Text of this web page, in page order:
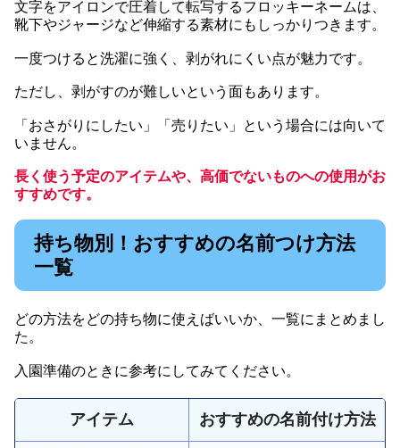
文字をアイロンで圧着して転写するフロッキーネームは、
靴下やジャージなど伸縮する素材にもしっかりつきます。
一度つけると洗濯に強く、剥がれにくい点が魅力です。
ただし、剥がすのが難しいという面もあります。
「おさがりにしたい」「売りたい」という場合には向いて
いません。
長く使う予定のアイテムや、高価でないものへの使用がお
すすめです。
持ち物別！おすすめの名前つけ方法
一覧
どの方法をどの持ち物に使えばいいか、一覧にまとめまし
た。
入園準備のときに参考にしてみてください。
アイテム おすすめの名前付け方法